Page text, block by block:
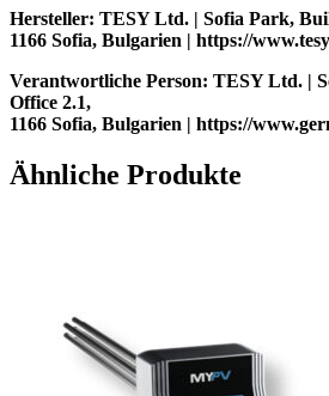
Hersteller: TESY Ltd. | Sofia Park,
1166 Sofia, Bulgarien | https://
Verantwortliche Person: TESY Ltd. |
Office 2.1,
1166 Sofia, Bulgarien | https://
Ähnliche Produkte